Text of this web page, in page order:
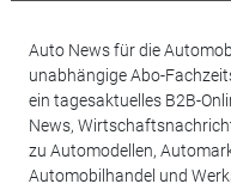
Auto News für die
unabhängige Abo-
ein tagesaktuelles B2B-
News,
zu Automodellen,
Automobilhandel und